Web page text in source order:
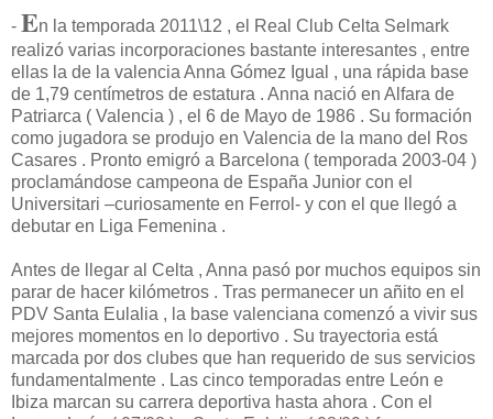
- En la temporada 2011\12 , el Real Club Celta Selmark
realizó varias incorporaciones bastante interesantes , entre
ellas la de la valencia Anna Gómez Igual , una rápida base
de 1,79 centímetros de estatura . Anna nació en Alfara de
Patriarca ( Valencia ) , el 6 de Mayo de 1986 . Su formación
como jugadora se produjo en Valencia de la mano del Ros
Casares . Pronto emigró a Barcelona ( temporada 2003-04 )
proclamándose campeona de España Junior con el
Universitari –curiosamente en Ferrol- y con el que llegó a
debutar en Liga Femenina .
Antes de llegar al Celta , Anna pasó por muchos equipos sin
parar de hacer kilómetros . Tras permanecer un añito en el
PDV Santa Eulalia , la base valenciana comenzó a vivir sus
mejores momentos en lo deportivo . Su trayectoria está
marcada por dos clubes que han requerido de sus servicios
fundamentalmente . Las cinco temporadas entre León e
Ibiza marcan su carrera deportiva hasta ahora . Con el